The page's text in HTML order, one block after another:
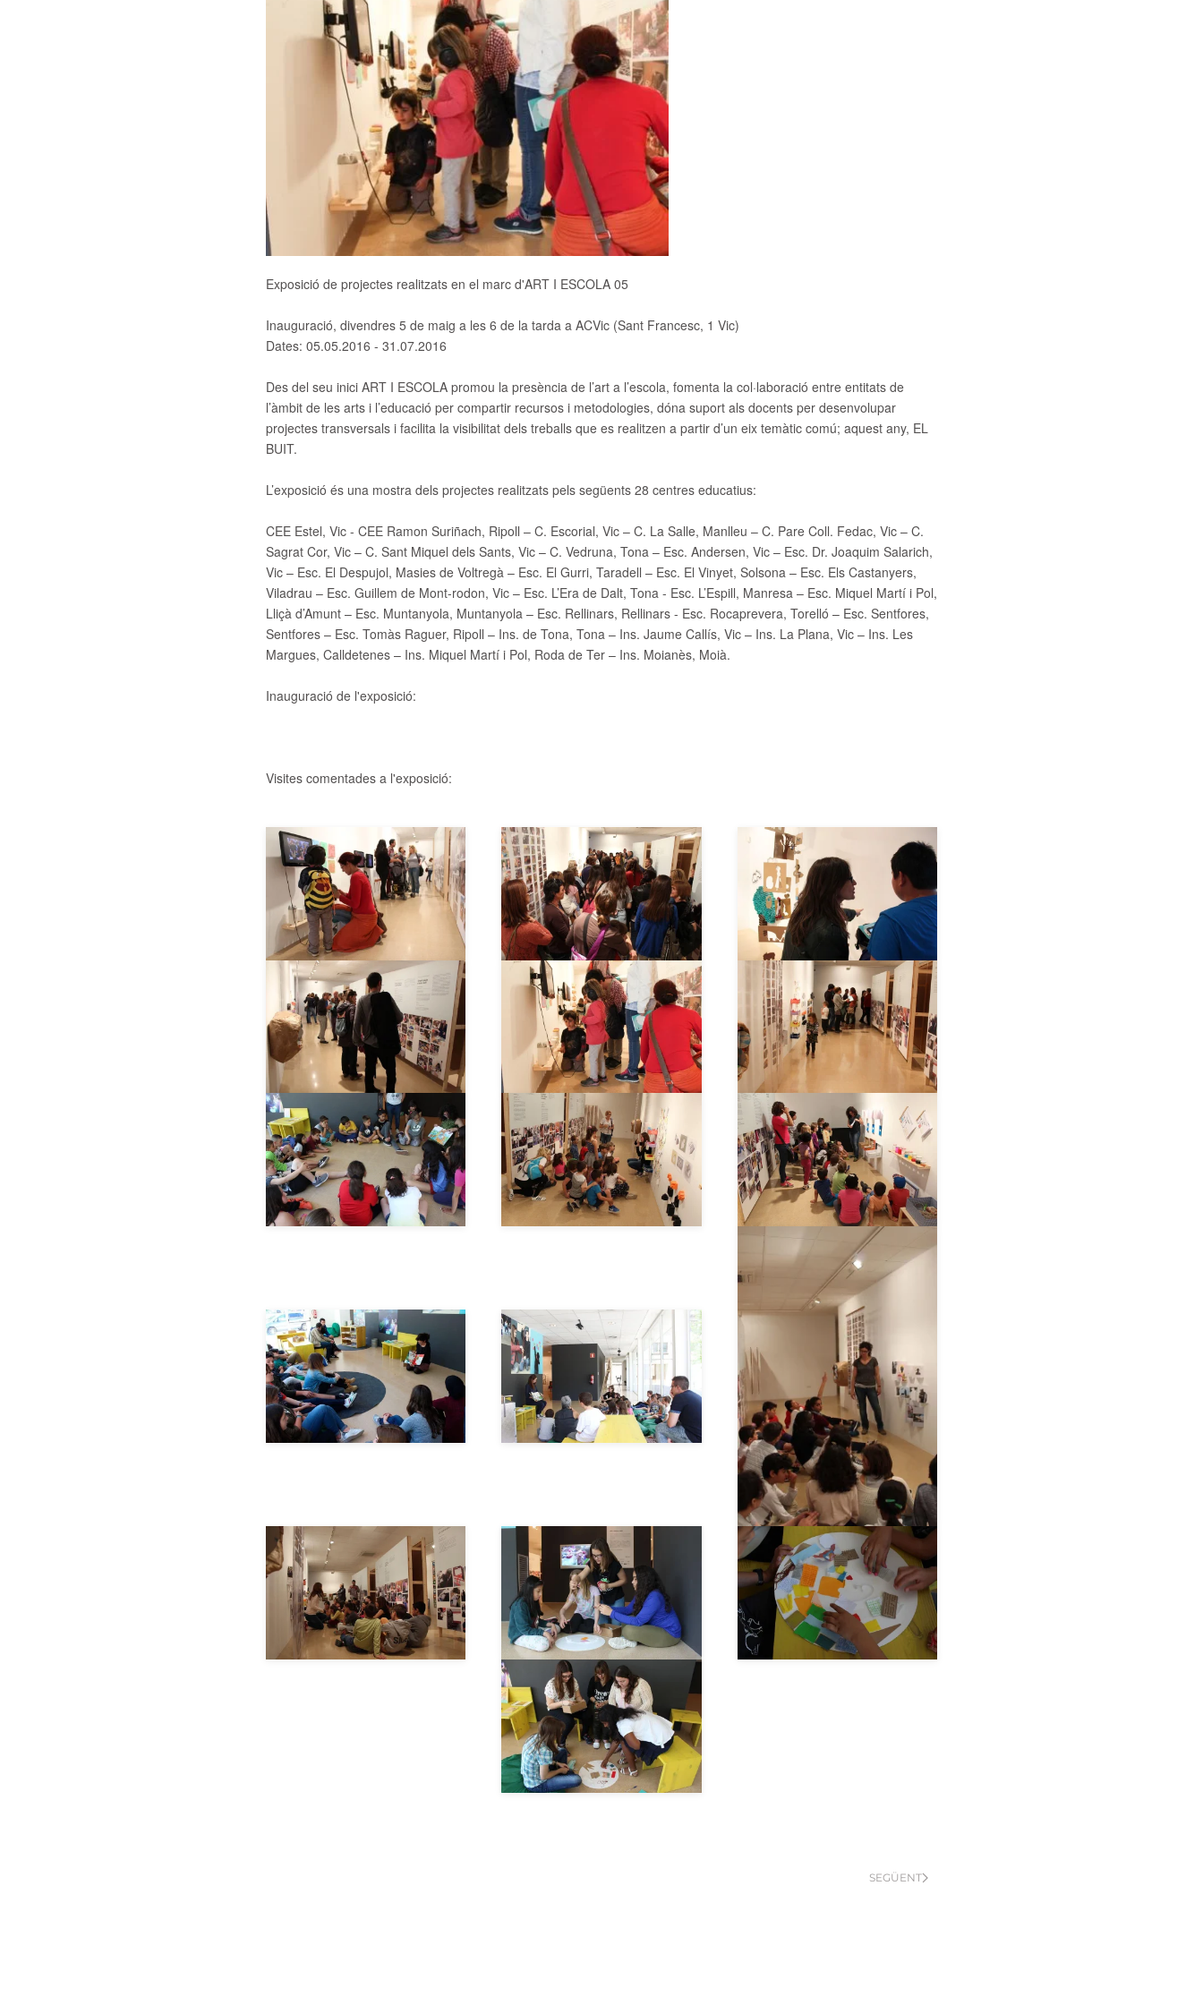
Exposició de projectes realitzats en el marc d'ART I ESCOLA 05
Inauguració, divendres 5 de maig a les 6 de la tarda a ACVic (Sant Francesc, 1 Vic)
Dates: 05.05.2016 - 31.07.2016
Des del seu inici ART I ESCOLA promou la presència de l’art a l’escola, fomenta la col·laboració entre entitats de
l’àmbit de les arts i l’educació per compartir recursos i metodologies, dóna suport als docents per desenvolupar
projectes transversals i facilita la visibilitat dels treballs que es realitzen a partir d’un eix temàtic comú; aquest any, EL
BUIT.
L’exposició és una mostra dels projectes realitzats pels següents 28 centres educatius:
CEE Estel, Vic - CEE Ramon Suriñach, Ripoll – C. Escorial, Vic – C. La Salle, Manlleu – C. Pare Coll. Fedac, Vic – C.
Sagrat Cor, Vic – C. Sant Miquel dels Sants, Vic – C. Vedruna, Tona – Esc. Andersen, Vic – Esc. Dr. Joaquim Salarich,
Vic – Esc. El Despujol, Masies de Voltregà – Esc. El Gurri, Taradell – Esc. El Vinyet, Solsona – Esc. Els Castanyers,
Viladrau – Esc. Guillem de Mont-rodon, Vic – Esc. L’Era de Dalt, Tona - Esc. L’Espill, Manresa – Esc. Miquel Martí i Pol,
Lliçà d’Amunt – Esc. Muntanyola, Muntanyola – Esc. Rellinars, Rellinars - Esc. Rocaprevera, Torelló – Esc. Sentfores,
Sentfores – Esc. Tomàs Raguer, Ripoll – Ins. de Tona, Tona – Ins. Jaume Callís, Vic – Ins. La Plana, Vic – Ins. Les
Margues, Calldetenes – Ins. Miquel Martí i Pol, Roda de Ter – Ins. Moianès, Moià.
Inauguració de l'exposició:
Visites comentades a l'exposició:
__AMPLIAR__ __AMPLIAR__ __AMPLIAR__
__AMPLIAR__ __AMPLIAR__ __AMPLIAR__
__AMPLIAR__ __AMPLIAR__ __AMPLIAR__
__AMPLIAR__ __AMPLIAR__ __AMPLIAR__
__AMPLIAR__ __AMPLIAR__ __AMPLIAR__
__AMPLIAR__
SEGÜENT